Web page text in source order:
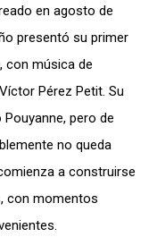
en agosto de
presentó su primer
, con música de
Pérez Petit. Su
pero de
no queda
a construirse
con momentos